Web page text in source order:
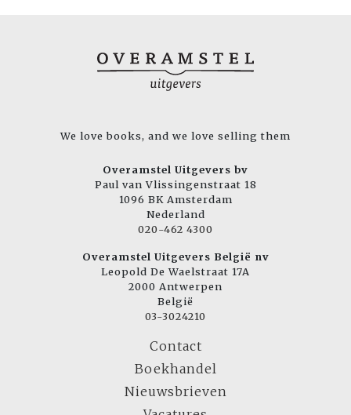
We love books, and we love selling them
Overamstel Uitgevers bv
Paul van Vlissingenstraat 18
1096 BK Amsterdam
Nederland
020-462 4300
Overamstel Uitgevers België nv
Leopold De Waelstraat 17A
2000 Antwerpen
België
03-3024210
Contact
Boekhandel
Nieuwsbrieven